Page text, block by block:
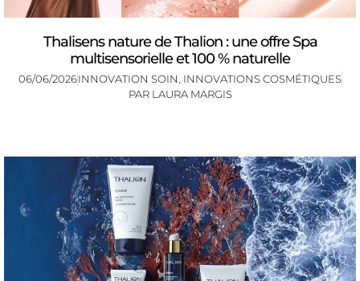
Thalisens nature de Thalion : une offre Spa
multisensorielle et 100 % naturelle
06/06/2026INNOVATION SOIN INNOVATIONS COSMÉTIQUES
PAR LAURA MARGIS